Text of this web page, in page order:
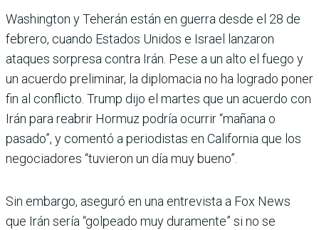
Washington y Teherán están en guerra desde el 28 de
febrero, cuando Estados Unidos e Israel lanzaron
ataques sorpresa contra Irán. Pese a un alto el fuego y
un acuerdo preliminar, la diplomacia no ha logrado poner
fin al conflicto. Trump dijo el martes que un acuerdo con
Irán para reabrir Hormuz podría ocurrir “mañana o
pasado”, y comentó a periodistas en California que los
negociadores “tuvieron un día muy bueno”.
Sin embargo, aseguró en una entrevista a Fox News
que Irán sería “golpeado muy duramente” si no se